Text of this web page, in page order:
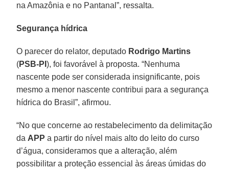
na Amazônia e no Pantanal”, ressalta.
Segurança hídrica
O parecer do relator, deputado Rodrigo Martins
(PSB-PI), foi favorável à proposta. “Nenhuma
nascente pode ser considerada insignificante, pois
mesmo a menor nascente contribui para a segurança
hídrica do Brasil”, afirmou.
“No que concerne ao restabelecimento da delimitação
da APP a partir do nível mais alto do leito do curso
d’água, consideramos que a alteração, além
possibilitar a proteção essencial às áreas úmidas do